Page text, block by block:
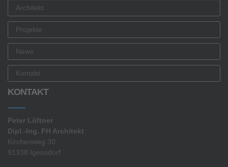
Architekt
Projekte
News
Kontakt
KONTAKT
Peter Lüftner
Dipl.-Ing. FH Architekt
Kirchenweg 30
91338 Igensdorf